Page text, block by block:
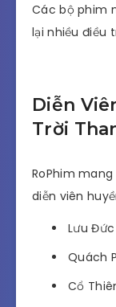
Các bộ phim
lại nhiều điều
Diễn
Trời
RoPhim
diễn viên
Lưu Đức
Quách
Cổ